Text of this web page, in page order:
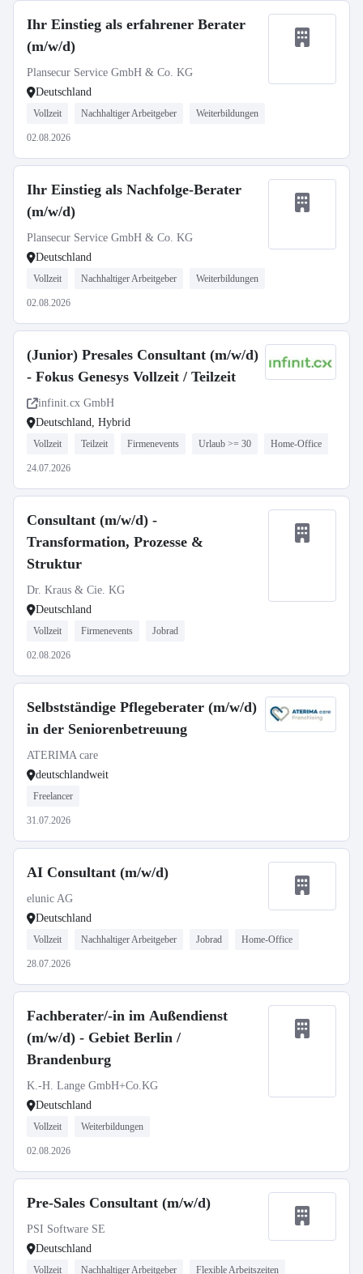
Ihr Einstieg als erfahrener Berater
(m/w/d)
Plansecur Service GmbH & Co. KG
Deutschland
Vollzeit Nachhaltiger Arbeitgeber Weiterbildungen
02.08.2026
Ihr Einstieg als Nachfolge-Berater
(m/w/d)
Plansecur Service GmbH & Co. KG
Deutschland
Vollzeit Nachhaltiger Arbeitgeber Weiterbildungen
02.08.2026
(Junior) Presales Consultant (m/w/d)
- Fokus Genesys Vollzeit / Teilzeit
infinit.cx GmbH
Deutschland, Hybrid
Vollzeit Teilzeit Firmenevents Urlaub >= 30 Home-Office
24.07.2026
Consultant (m/w/d) -
Transformation, Prozesse &
Struktur
Dr. Kraus & Cie. KG
Deutschland
Vollzeit Firmenevents Jobrad
02.08.2026
Selbstständige Pflegeberater (m/w/d)
in der Seniorenbetreuung
ATERIMA care
deutschlandweit
Freelancer
31.07.2026
AI Consultant (m/w/d)
elunic AG
Deutschland
Vollzeit Nachhaltiger Arbeitgeber Jobrad Home-Office
28.07.2026
Fachberater/-in im Außendienst
(m/w/d) - Gebiet Berlin /
Brandenburg
K.-H. Lange GmbH+Co.KG
Deutschland
Vollzeit Weiterbildungen
02.08.2026
Pre-Sales Consultant (m/w/d)
PSI Software SE
Deutschland
Vollzeit Nachhaltiger Arbeitgeber Flexible Arbeitszeiten